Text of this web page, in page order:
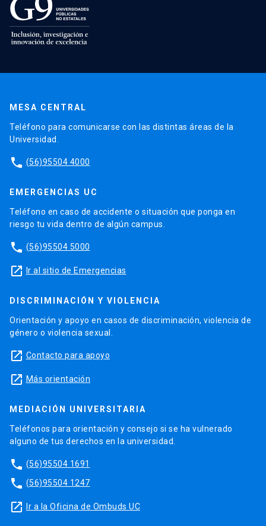
MESA CENTRAL
Teléfono para comunicarse con las distintas áreas de la
Universidad.
phone (56)95504 4000
EMERGENCIAS UC
Teléfono en caso de accidente o situación que ponga en
riesgo tu vida dentro de algún campus.
phone (56)95504 5000
launch Ir al sitio de Emergencias
DISCRIMINACIÓN Y VIOLENCIA
Orientación y apoyo en casos de discriminación, violencia de
género o violencia sexual.
launch Contacto para apoyo
launch Más orientación
MEDIACIÓN UNIVERSITARIA
Teléfonos para orientación y consejo si se ha vulnerado
alguno de tus derechos en la universidad.
phone (56)95504 1691
phone (56)95504 1247
launch Ir a la Oficina de Ombuds UC